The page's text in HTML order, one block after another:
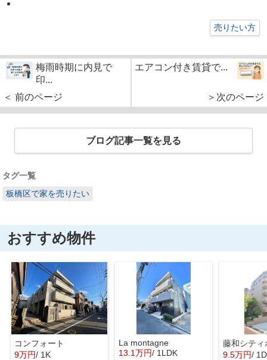
売りたい方
梅雨時期に内見で
印...
＜ 前のページ
エアコン付き賃貸で...
＞次のページ
ブログ記事一覧を見る
タグ一覧
板橋区で家を売りたい
おすすめ物件
コンフォート
9万円/ 1K
La montagne
13.1万円/ 1LDK 9.5万円/